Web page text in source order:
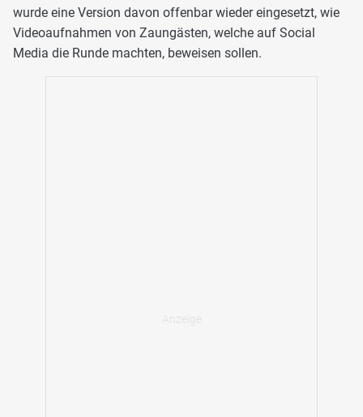
wurde eine Version davon offenbar wieder eingesetzt, wie
Videoaufnahmen von Zaungästen, welche auf Social
Media die Runde machten, beweisen sollen.